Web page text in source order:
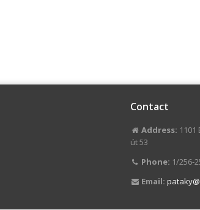
Contact
Address: 1101
út 53
Phone: 1/256-
Email: